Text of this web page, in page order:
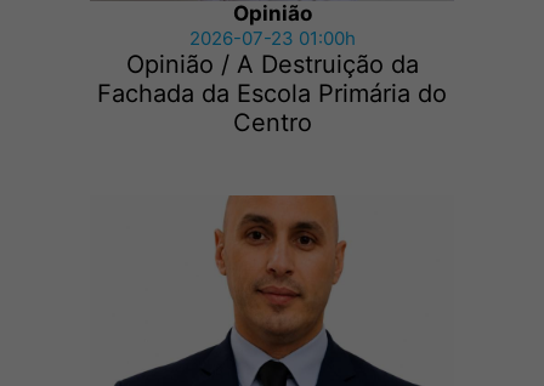
Opinião
2026-07-23 01:00h
Opinião / A Destruição da
Fachada da Escola Primária do
Centro